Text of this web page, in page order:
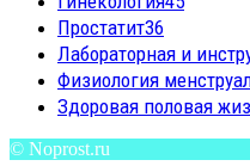
Простатит36
Лабораторная и
Физиология
Здоровая половая
© Noprost.ru